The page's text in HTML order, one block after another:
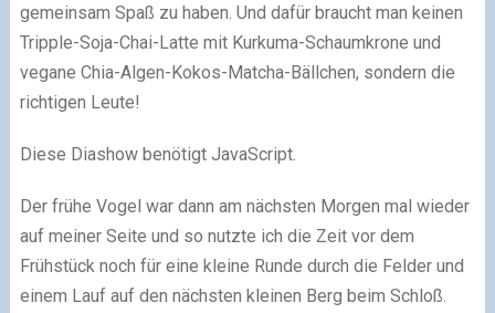
gemeinsam Spaß zu haben. Und dafür braucht man keinen
Tripple-Soja-Chai-Latte mit Kurkuma-Schaumkrone und
vegane Chia-Algen-Kokos-Matcha-Bällchen, sondern die
richtigen Leute!
Diese Diashow benötigt JavaScript.
Der frühe Vogel war dann am nächsten Morgen mal wieder
auf meiner Seite und so nutzte ich die Zeit vor dem
Frühstück noch für eine kleine Runde durch die Felder und
einem Lauf auf den nächsten kleinen Berg beim Schloß.